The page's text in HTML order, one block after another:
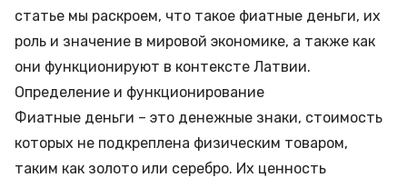
статье мы раскроем, что такое фиатные деньги, их
роль и значение в мировой экономике, а также как
они функционируют в контексте Латвии.
Определение и функционирование
Фиатные деньги – это денежные знаки, стоимость
которых не подкреплена физическим товаром,
таким как золото или серебро. Их ценность